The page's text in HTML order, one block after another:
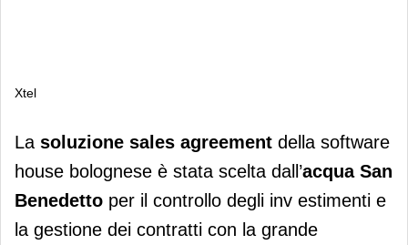
Xtel
Xtel
La soluzione sales agreement della software
house bolognese è stata scelta dall’acqua San
Benedetto per il controllo degli inv estimenti e
la gestione dei contratti con la grande